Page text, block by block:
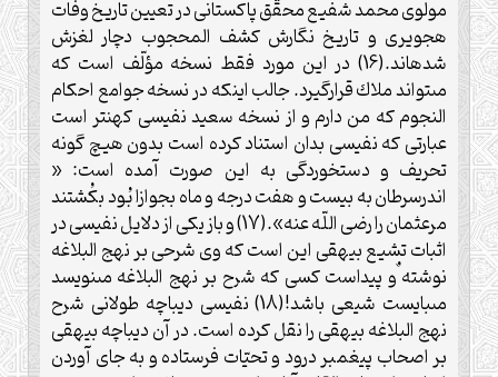
مولوى محمد شفيع محقّق پاكستانى در تعيين تاريخ وفات
هجويرى و تاريخ نگارش كشف المحجوب دچار لغزش
شده‏اند.(16) در اين مورد فقط نسخه مؤلّف است كه
مى‏تواند ملاك قرارگيرد. جالب اين‏كه در نسخه جوامع ‏احكام
النجوم كه من دارم و از نسخه سعيد نفيسى ‏كهن‏تر است
عبارتى ‏كه نفيسى بدان استناد كرده است بدون هيچ ‏گونه
تحريف و دست‏خوردگى به اين صورت آمده است: «
اندرسرطان به بيست و هفت درجه و ماه بجوازا بُود بكُشتند
مرعثمان را رضى اللّه عنه».(17) و باز يكى از دلايل نفيسى در
اثبات تشيع بيهقى اين است كه وى شرحى بر نهج البلاغه
نوشته ٌو پيداست كسى ‏كه شرح بر نهج البلاغه مى‏نويسد
مى‏بايست شيعى باشد!(18) نفيسى ديباچه طولانى شرح
نهج البلاغه بيهقى را نقل كرده است. در آن ديباچه بيهقى
بر اصحاب پيغمبر درود و تحيّات فرستاده و به جاى آوردن